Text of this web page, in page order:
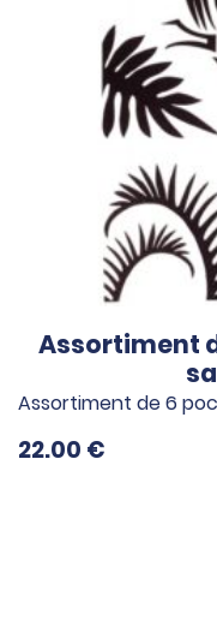
Assortiment
Assortiment de 6
22.00 €